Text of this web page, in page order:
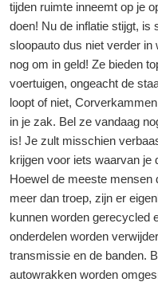
tijden ruimte inneemt op je
doen! Nu de inflatie stijgt, is
sloopauto dus niet verder
nog om in geld! Ze bieden
voertuigen, ongeacht de
loopt of niet,
in je zak. Bel ze vandaag
is! Je zult misschien
krijgen voor iets waarvan je
Hoewel de meeste mensen
meer dan troep, zijn er
kunnen worden gerecycled
onderdelen worden
transmissie en de banden.
autowrakken worden